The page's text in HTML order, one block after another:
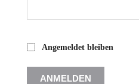
Angemeldet bleiben
ANMELDEN